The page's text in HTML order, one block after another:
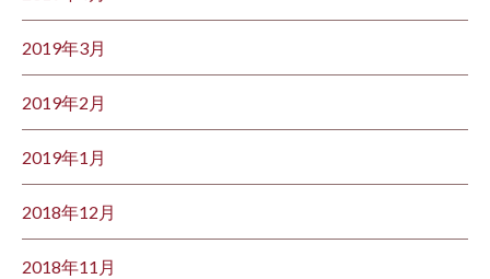
2019年3月
2019年2月
2019年1月
2018年12月
2018年11月